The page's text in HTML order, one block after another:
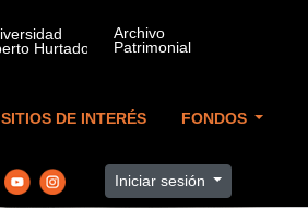
SITIOS DE INTERÉS FONDOS
Iniciar sesión